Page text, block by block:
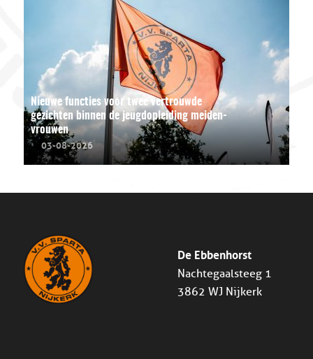
Nieuwe functies voor twee vertrouwde
gezichten binnen de jeugdopleiding meiden-
vrouwen
03-08-2026
De Ebbenhorst
Nachtegaalsteeg 1
3862 WJ Nijkerk